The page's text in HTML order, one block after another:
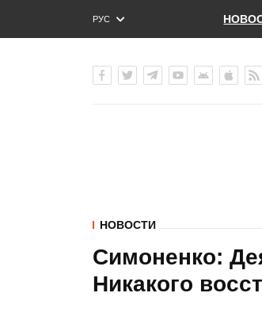
РУС
ENG
НОВОСТИ
Симоненко:
Никакого